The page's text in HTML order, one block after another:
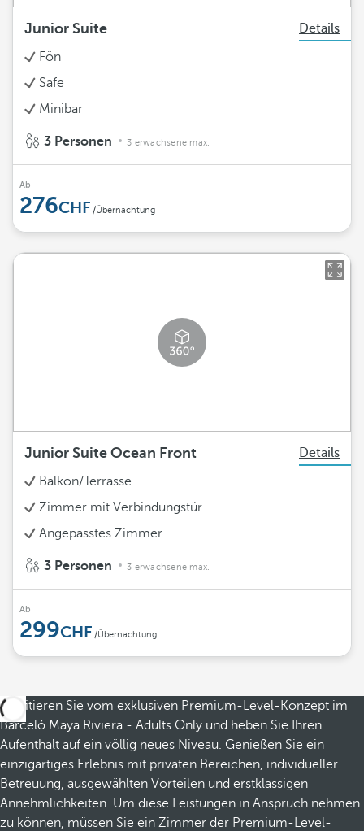
Junior Suite
Details
Fön
Safe
Minibar
3 Personen 3 erwachsene max.
Ab
276 /Übernachtung
Junior Suite Ocean Front
Details
Balkon/Terrasse
Zimmer mit Verbindungstür
Angepasstes Zimmer
3 Personen 3 erwachsene max.
Ab
299 /Übernachtung
Profitieren Sie vom exklusiven Premium-Level-Konzept im
Barceló Maya Riviera - Adults Only und heben Sie Ihren
Aufenthalt auf ein völlig neues Niveau. Genießen Sie ein
einzigartiges Erlebnis mit privaten Bereichen, individueller
Betreuung, ausgewählten Vorteilen und erstklassigen
Annehmlichkeiten. Um diese Leistungen in Anspruch nehmen
zu können, müssen Sie ein Zimmer der Premium-Level-